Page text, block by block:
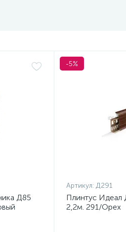
Д85
-5%
Артикул: Д291
Плинтус Идеал
2,2м. 291/Орех